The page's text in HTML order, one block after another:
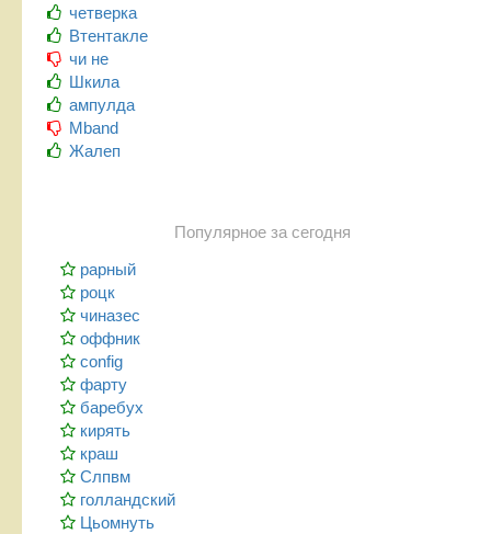
четверка
Втентакле
чи не
Шкила
ампулда
Mband
Жалеп
Популярное за сегодня
рарный
роцк
чиназес
оффник
config
фарту
баребух
кирять
краш
Слпвм
голландский
Цьомнуть